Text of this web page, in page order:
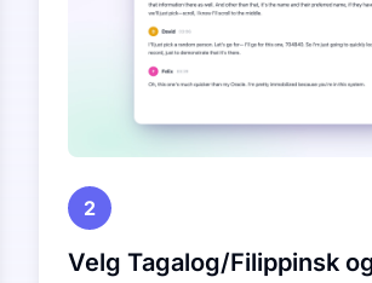
2
Velg Tagalog/Filippinsk